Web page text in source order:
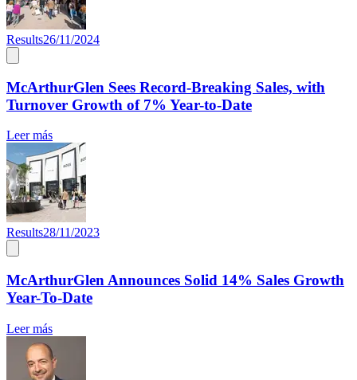
Results26/11/2024
McArthurGlen Sees Record-Breaking Sales, with
Turnover Growth of 7% Year-to-Date
Leer más
Results28/11/2023
McArthurGlen Announces Solid 14% Sales Growth
Year-To-Date
Leer más